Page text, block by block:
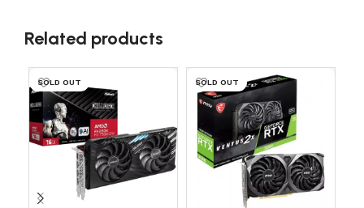
Related products
SOLD OUT SOLD OUT